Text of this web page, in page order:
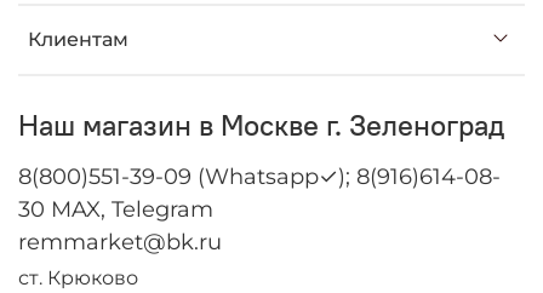
Клиентам
Наш магазин в Москве г. Зеленоград
8(800)551-39-09 (Whatsapp✓); 8(916)614-08-
30 MAX, Telegram
remmarket@bk.ru
ст. Крюково